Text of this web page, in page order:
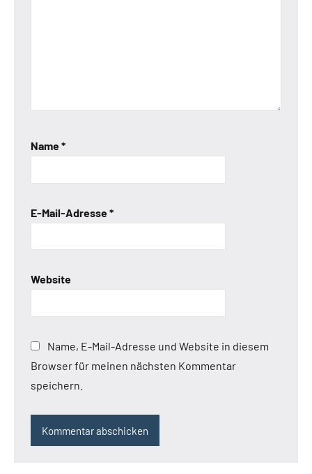
Name*
E-Mail-Adresse*
Website
Name, E-Mail-Adresse und Website in diesem
Browser für meinen nächsten Kommentar
speichern.